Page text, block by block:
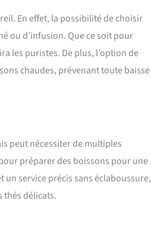
En effet, la possibilité de choisir
ou d’infusion. Que ce soit pour
les puristes. De plus, l’option de
chaudes, prévenant toute baisse
peut nécessiter de multiples
préparer des boissons pour une
un service précis sans éclaboussure,
thés délicats.